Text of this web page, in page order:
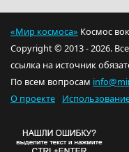
«Мир космоса» Космос
Copyright © 2013 - 2026.
ссылка на источник
По всем вопросам
О проекте